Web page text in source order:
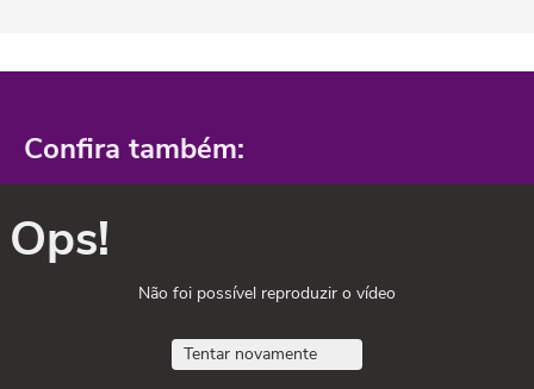
Confira também:
Ops!
Não foi possível reproduzir o vídeo
Tentar novamente